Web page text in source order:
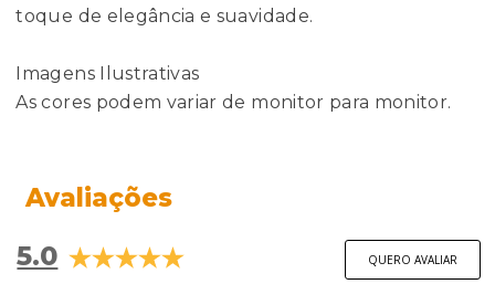
toque de elegância e suavidade.
Imagens Ilustrativas
As cores podem variar de monitor para monitor.
Avaliações
5.0 QUERO AVALIAR